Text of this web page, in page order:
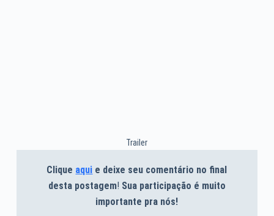
Trailer
Clique aqui e deixe seu comentário no final
desta postagem! Sua participação é muito
importante pra nós!